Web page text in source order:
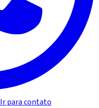
Ir para contato